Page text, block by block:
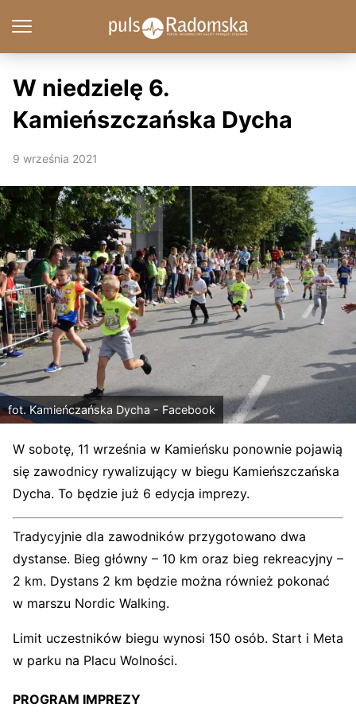
W niedzielę 6.
Kamieńszczańska Dycha
9 września 2021
fot. Kamieńczańska Dycha - Facebook
W sobotę, 11 września w Kamieńsku ponownie pojawią
się zawodnicy rywalizujący w biegu Kamieńszczańska
Dycha. To będzie już 6 edycja imprezy.
Tradycyjnie dla zawodników przygotowano dwa
dystanse. Bieg główny – 10 km oraz bieg rekreacyjny –
2 km. Dystans 2 km będzie można również pokonać
w marszu Nordic Walking.
Limit uczestników biegu wynosi 150 osób. Start i Meta
w parku na Placu Wolności.
PROGRAM IMPREZY